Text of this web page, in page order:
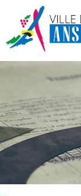
Aller au
Aller à la